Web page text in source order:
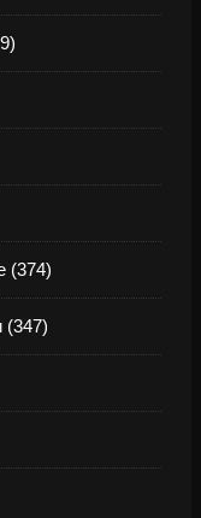
(374)
(347)